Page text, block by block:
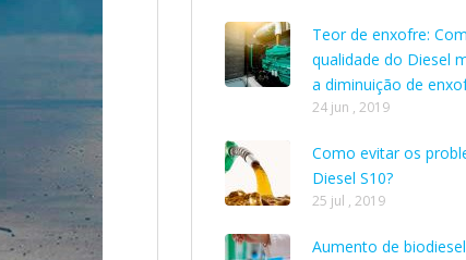
Teor de enxofre:
qualidade do Diesel
a diminuição de
24 jun , 2019
Como evitar os
Diesel S10?
25 jul , 2019
Aumento de